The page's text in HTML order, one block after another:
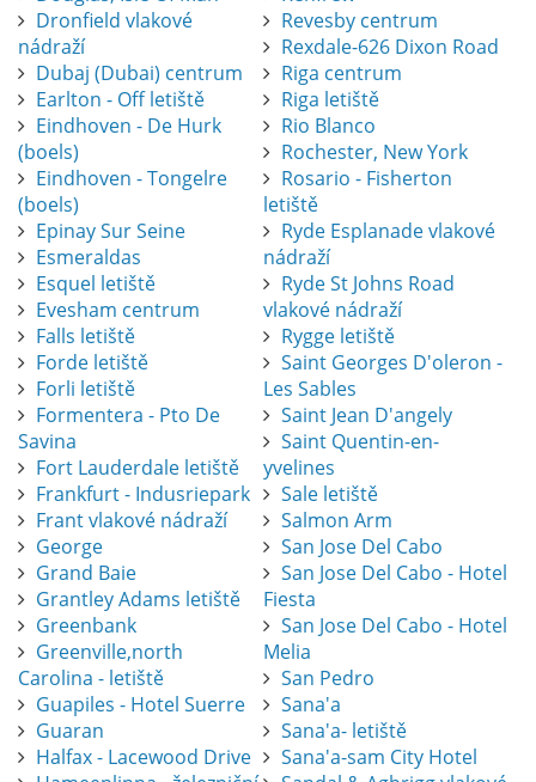
Dronfield vlakové
nádraží
Dubaj (Dubai) centrum
Earlton - Off letiště
Eindhoven - De Hurk
(boels)
Eindhoven - Tongelre
(boels)
Epinay Sur Seine
Esmeraldas
Esquel letiště
Evesham centrum
Falls letiště
Forde letiště
Forli letiště
Formentera - Pto De
Savina
Fort Lauderdale letiště
Frankfurt - Indusriepark
Frant vlakové nádraží
George
Grand Baie
Grantley Adams letiště
Greenbank
Greenville,north
Carolina - letiště
Guapiles - Hotel Suerre
Guaran
Halfax - Lacewood Drive
Revesby centrum
Rexdale-626 Dixon Road
Riga centrum
Riga letiště
Rio Blanco
Rochester, New York
Rosario - Fisherton
letiště
Ryde Esplanade vlakové
nádraží
Ryde St Johns Road
vlakové nádraží
Rygge letiště
Saint Georges D'oleron -
Les Sables
Saint Jean D'angely
Saint Quentin-en-
yvelines
Sale letiště
Salmon Arm
San Jose Del Cabo
San Jose Del Cabo - Hotel
Fiesta
San Jose Del Cabo - Hotel
Melia
San Pedro
Sana'a
Sana'a- letiště
Sana'a-sam City Hotel